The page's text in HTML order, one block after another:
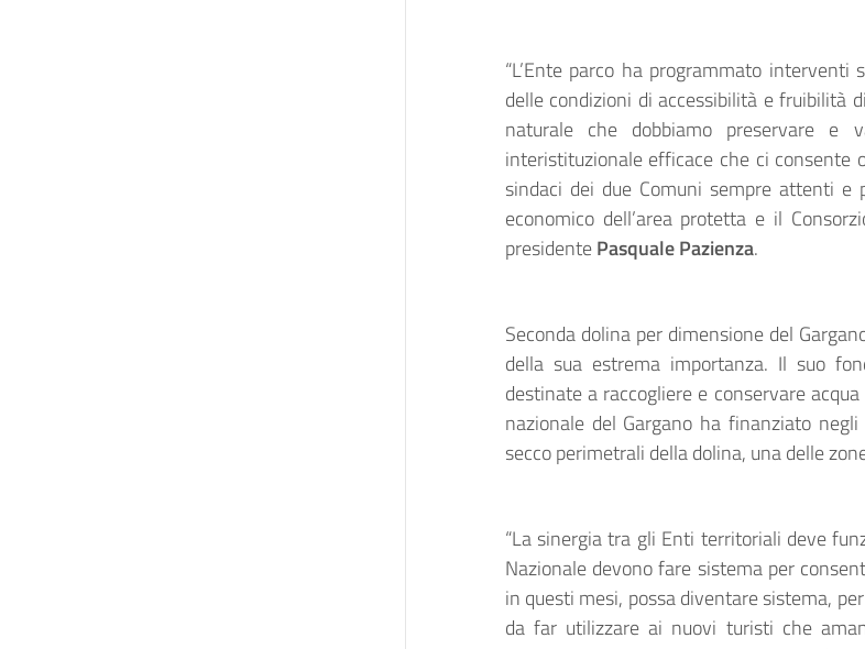
“L’Ente parco ha programmato
delle condizioni di accessibilità e fruibilità
naturale che dobbiamo preservare e
interistituzionale efficace che ci consente
sindaci dei due Comuni sempre attenti
economico dell’area protetta e il
presidentePasquale Pazienza.
Seconda dolina per dimensione del
della sua estrema importanza. Il suo
destinate a raccogliere e conservare
nazionale del Gargano ha finanziato
secco perimetrali della dolina, una delle
“La sinergia tra gli Enti territoriali deve
Nazionale devono fare sistema per
in questi mesi, possa diventare sistema,
da far utilizzare ai nuovi turisti che